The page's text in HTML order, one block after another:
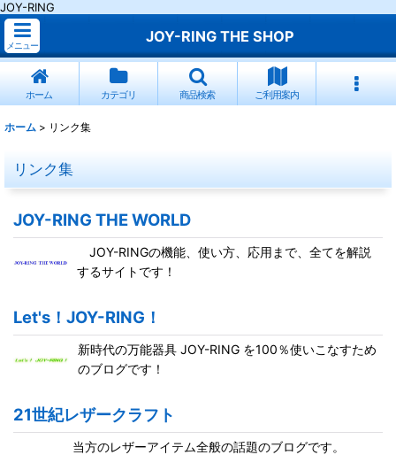
JOY-RING
メニュー
JOY-RING THE SHOP
ホーム カテゴリ 商品検索 ご利用案内
ホーム > リンク集
リンク集
JOY-RING THE WORLD
JOY-RINGの機能、使い方、応用まで、全てを解説
するサイトです！
Let's！JOY-RING！
新時代の万能器具 JOY-RING を100％使いこなすため
のブログです！
21世紀レザークラフト
当方のレザーアイテム全般の話題のブログです。